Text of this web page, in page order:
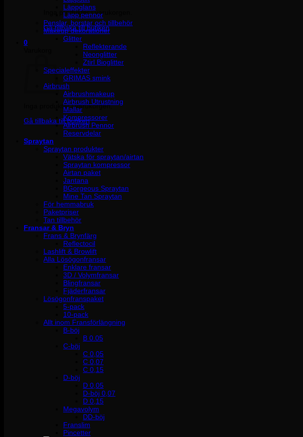
Inga produkter i varukorgen.
Gå tillbaka till butiken
0
Inga produkter i varukorgen.
Gå tillbaka till butiken
Läppglans
Läpp pennor
Penslar, borstar och tillbehör
Makeup dekorationer
Glitter
Reflekterande
Neonglitter
Ztirl Bioglitter
Specialeffekter
GRIMAS smink
Airbrush
Airbrushmakeup
Airbrush Utrustning
Mallar
Kompressorer
Airbrush Pennor
Reservdelar
Spraytan
Spraytan produkter
Vätska för spraytan/airtan
Spraytan kompressor
Airtan paket
Jantana
BGorgeous Spraytan
Mine Tan Spraytan
För hemmabruk
Paketpriser
Tan tillbehör
Fransar & Bryn
Frans & Brynfärg
Reflectocil
Lashlift & Browlift
Alla Lösögonfransar
Enklare fransar
3D / Volymfransar
Blingfransar
Fjäderfransar
Lösögonfranspaket
5-pack
10-pack
Allt inom Fransförlängning
B-böj
B 0.05
C-böj
C 0,05
C 0,07
C 0,15
D-böj
D 0,05
D-böj 0,07
D 0,15
Megavolym
DD-böj
Franslim
Pincetter